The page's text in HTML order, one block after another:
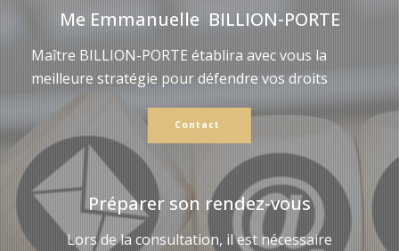
Me Emmanuelle BILLION-PORTE
Maître BILLION-PORTE établira avec vous la
meilleure stratégie pour défendre vos droits
Contact
Préparer son rendez-vous
Lors de la consultation, il est nécessaire